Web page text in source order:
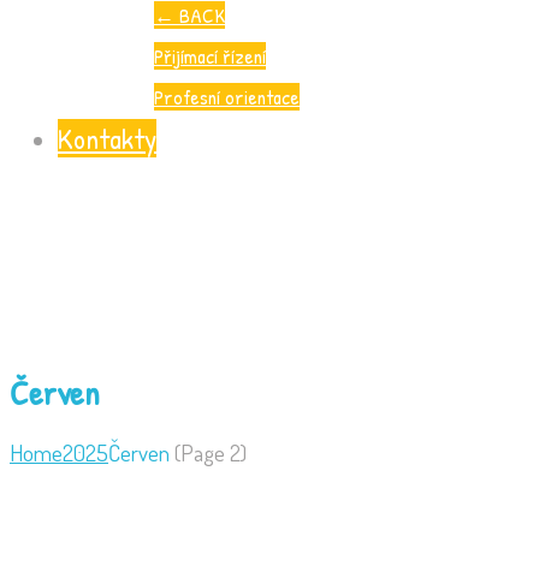
← BACK
Přijímací řízení
Profesní orientace
Kontakty
Červen
Home2025Červen (Page 2)